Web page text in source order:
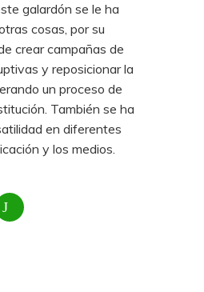
galardón se le ha
cosas, por su
crear campañas de
y reposicionar la
un proceso de
También se ha
en diferentes
y los medios.